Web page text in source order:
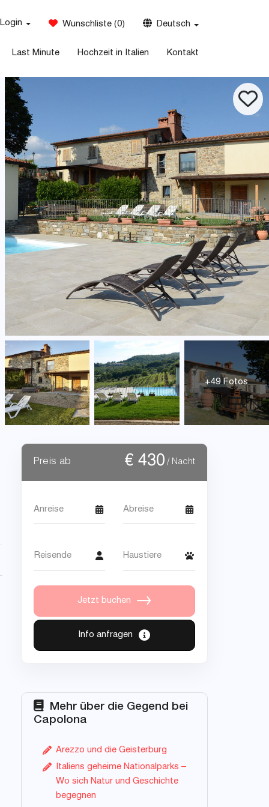
Wunschliste (0) Deutsch
Last Minute Hochzeit in Italien Kontakt
+49 Fotos
Preis ab € 430 / Nacht
Anreise Abreise
Reisende Haustiere
Jetzt buchen
Info anfragen
Mehr über die Gegend bei
Capolona
Arezzo und die Geisterburg
Italiens geheime Nationalparks –
Wo sich Natur und Geschichte
begegnen